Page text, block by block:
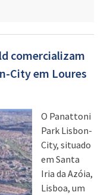
comercializam
City em Loures
O Panattoni
Park Lisbon-
City, situado
em Santa
Iria da Azóia,
Lisboa, um